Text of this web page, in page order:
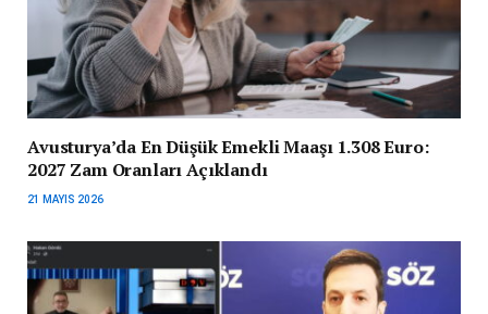
Avusturya’da En Düşük Emekli Maaşı 1.308 Euro:
2027 Zam Oranları Açıklandı
21 MAYIS 2026